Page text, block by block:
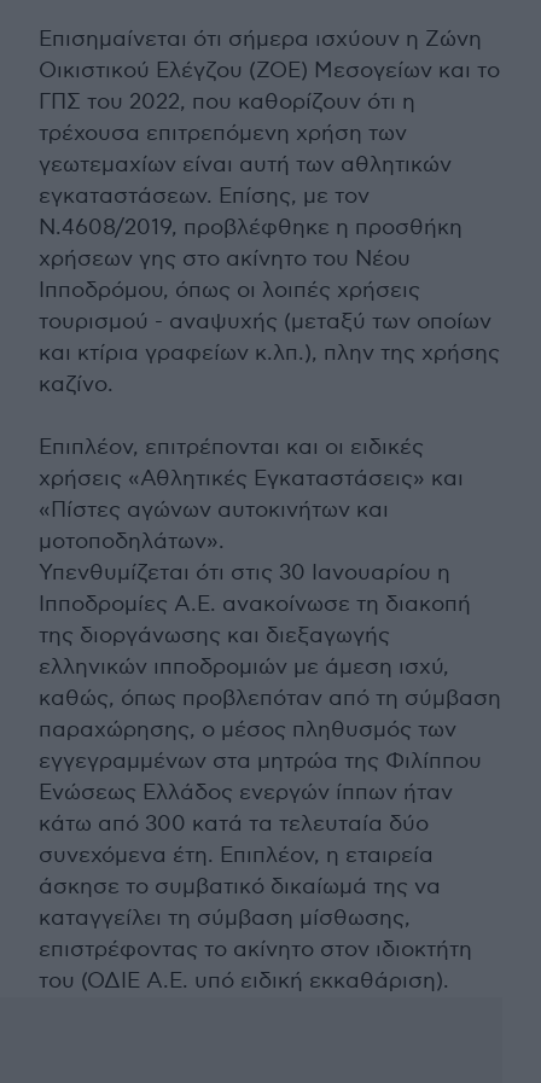
Επισημαίνεται ότι σήμερα ισχύουν η Ζώνη
Οικιστικού Ελέγζου (ΖΟΕ) Μεσογείων και το
ΓΠΣ του 2022, που καθορίζουν ότι η
τρέχουσα επιτρεπόμενη χρήση των
γεωτεμαχίων είναι αυτή των αθλητικών
εγκαταστάσεων. Επίσης, με τον
Ν.4608/2019, προβλέφθηκε η προσθήκη
χρήσεων γης στο ακίνητο του Νέου
Ιπποδρόμου, όπως οι λοιπές χρήσεις
τουρισμού - αναψυχής (μεταξύ των οποίων
και κτίρια γραφείων κ.λπ.), πλην της χρήσης
καζίνο.
Επιπλέον, επιτρέπονται και οι ειδικές
χρήσεις «Αθλητικές Εγκαταστάσεις» και
«Πίστες αγώνων αυτοκινήτων και
μοτοποδηλάτων».
Υπενθυμίζεται ότι στις 30 Ιανουαρίου η
Ιπποδρομίες Α.Ε. ανακοίνωσε τη διακοπή
της διοργάνωσης και διεξαγωγής
ελληνικών ιπποδρομιών με άμεση ισχύ,
καθώς, όπως προβλεπόταν από τη σύμβαση
παραχώρησης, ο μέσος πληθυσμός των
εγγεγραμμένων στα μητρώα της Φιλίππου
Ενώσεως Ελλάδος ενεργών ίππων ήταν
κάτω από 300 κατά τα τελευταία δύο
συνεχόμενα έτη. Επιπλέον, η εταιρεία
άσκησε το συμβατικό δικαίωμά της να
καταγγείλει τη σύμβαση μίσθωσης,
επιστρέφοντας το ακίνητο στον ιδιοκτήτη
του (ΟΔΙΕ Α.Ε. υπό ειδική εκκαθάριση).